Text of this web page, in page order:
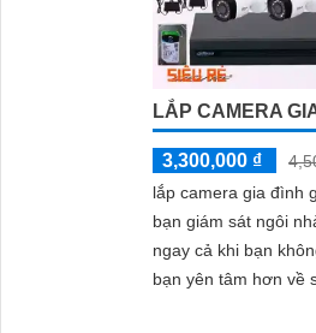
LẮP CAMERA
3,300,000 ₫
lắp camera gia đình
bạn giám sát ngôi
ngay cả khi bạn
bạn yên tâm hơn về